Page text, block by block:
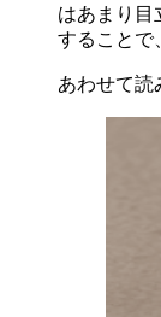
はあまり目
することで
あわせて読